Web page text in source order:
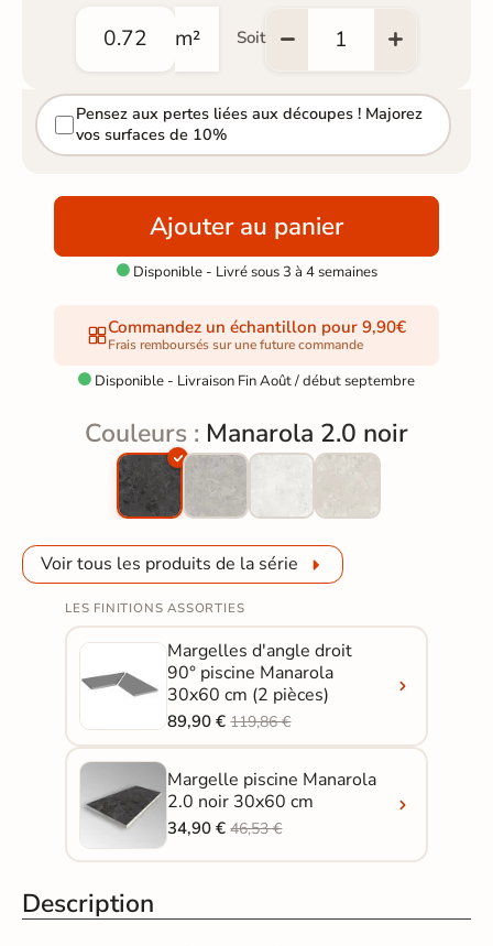
m² Soit
Pensez aux pertes liées aux découpes ! Majorez
vos surfaces de 10%
Ajouter au panier
Disponible - Livré sous 3 à 4 semaines
Commandez un échantillon pour 9,90€
Frais remboursés sur une future commande
 Disponible - Livraison Fin Août / début septembre
Couleurs : Manarola 2.0 noir
Voir tous les produits de la série
LES FINITIONS ASSORTIES
Margelles d'angle droit
90° piscine Manarola
30x60 cm (2 pièces)
89,90 €119,86 €
Margelle piscine Manarola
2.0 noir 30x60 cm
34,90 €46,53 €
Description